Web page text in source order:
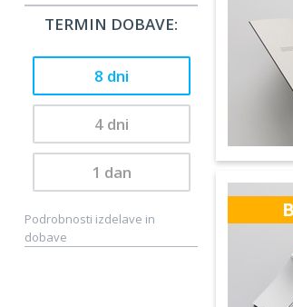
TERMIN DOBAVE:
8 dni
4 dni
1 dan
Podrobnosti izdelave in
dobave